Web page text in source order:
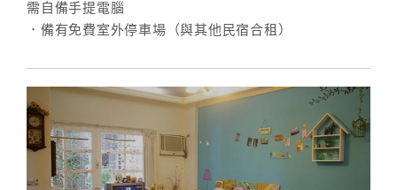
需自備手提電腦
．備有免費室外停車場（與其他民宿合租）